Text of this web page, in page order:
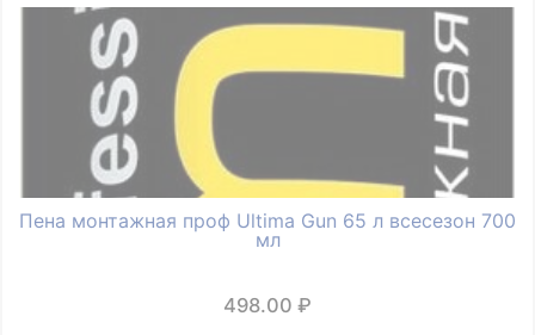
Пена монтажная проф Ultima Gun 65 л всесезон 700
мл
498.00 ₽